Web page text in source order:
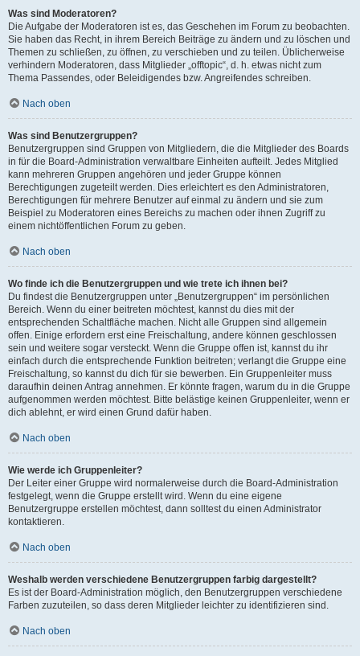
Was sind Moderatoren?
Die Aufgabe der Moderatoren ist es, das Geschehen im Forum zu beobachten.
Sie haben das Recht, in ihrem Bereich Beiträge zu ändern und zu löschen und
Themen zu schließen, zu öffnen, zu verschieben und zu teilen. Üblicherweise
verhindern Moderatoren, dass Mitglieder „offtopic“, d. h. etwas nicht zum
Thema Passendes, oder Beleidigendes bzw. Angreifendes schreiben.
Nach oben
Was sind Benutzergruppen?
Benutzergruppen sind Gruppen von Mitgliedern, die die Mitglieder des Boards
in für die Board-Administration verwaltbare Einheiten aufteilt. Jedes Mitglied
kann mehreren Gruppen angehören und jeder Gruppe können
Berechtigungen zugeteilt werden. Dies erleichtert es den Administratoren,
Berechtigungen für mehrere Benutzer auf einmal zu ändern und sie zum
Beispiel zu Moderatoren eines Bereichs zu machen oder ihnen Zugriff zu
einem nichtöffentlichen Forum zu geben.
Nach oben
Wo finde ich die Benutzergruppen und wie trete ich ihnen bei?
Du findest die Benutzergruppen unter „Benutzergruppen“ im persönlichen
Bereich. Wenn du einer beitreten möchtest, kannst du dies mit der
entsprechenden Schaltfläche machen. Nicht alle Gruppen sind allgemein
offen. Einige erfordern erst eine Freischaltung, andere können geschlossen
sein und weitere sogar versteckt. Wenn die Gruppe offen ist, kannst du ihr
einfach durch die entsprechende Funktion beitreten; verlangt die Gruppe eine
Freischaltung, so kannst du dich für sie bewerben. Ein Gruppenleiter muss
daraufhin deinen Antrag annehmen. Er könnte fragen, warum du in die Gruppe
aufgenommen werden möchtest. Bitte belästige keinen Gruppenleiter, wenn er
dich ablehnt, er wird einen Grund dafür haben.
Nach oben
Wie werde ich Gruppenleiter?
Der Leiter einer Gruppe wird normalerweise durch die Board-Administration
festgelegt, wenn die Gruppe erstellt wird. Wenn du eine eigene
Benutzergruppe erstellen möchtest, dann solltest du einen Administrator
kontaktieren.
Nach oben
Weshalb werden verschiedene Benutzergruppen farbig dargestellt?
Es ist der Board-Administration möglich, den Benutzergruppen verschiedene
Farben zuzuteilen, so dass deren Mitglieder leichter zu identifizieren sind.
Nach oben